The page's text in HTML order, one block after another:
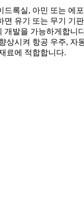
드록실, 아민 또는 에
면 유기 또는 무기 기
개발을 가능하게합니
상시켜 항공 우주, 자
료에 적합합니다.